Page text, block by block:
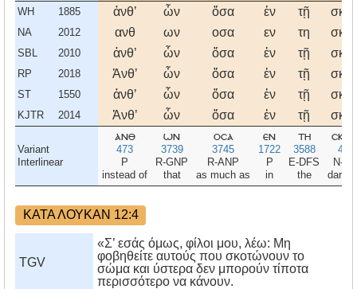
WH 1885 ἀνθʼ ὧν ὅσα ἐν τῇ
NA 2012 ανθ ων οσα εν τη
SBL 2010 ἀνθʼ ὧν ὅσα ἐν τῇ
RP 2018 Ἀνθʼ ὧν ὅσα ἐν τῇ
ST 1550 ἀνθʼ ὧν ὅσα ἐν τῇ
KJTR 2014 Ἀνθʼ ὧν ὅσα ἐν τῇ
Variant
Interlinear
ανθ
473
P
instead of
ων
3739
R-GNP
that
οσα
3745
R-ANP
as much as
εν
1722
P
in
τη
3588
E-DFS
the
N-
ΚΑΤΑ ΛΟΥΚΑΝ 12:4
TGV
«Σ’ εσάς όμως, φίλοι μου, λέω: Μη
φοβηθείτε αυτούς που σκοτώνουν το
σώμα και ύστερα δεν μπορούν τίποτα
περισσότερο να κάνουν.